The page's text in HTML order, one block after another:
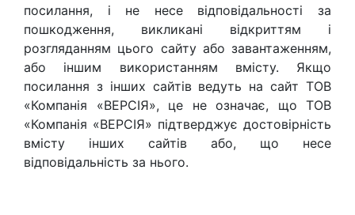
посилання, і не несе відповідальності за
пошкодження, викликані відкриттям і
розгляданням цього сайту або завантаженням,
або іншим використанням вмісту. Якщо
посилання з інших сайтів ведуть на сайт ТОВ
«Компанія «ВЕРСІЯ», це не означає, що ТОВ
«Компанія «ВЕРСІЯ» підтверджує достовірність
вмісту інших сайтів або, що несе
відповідальність за нього.